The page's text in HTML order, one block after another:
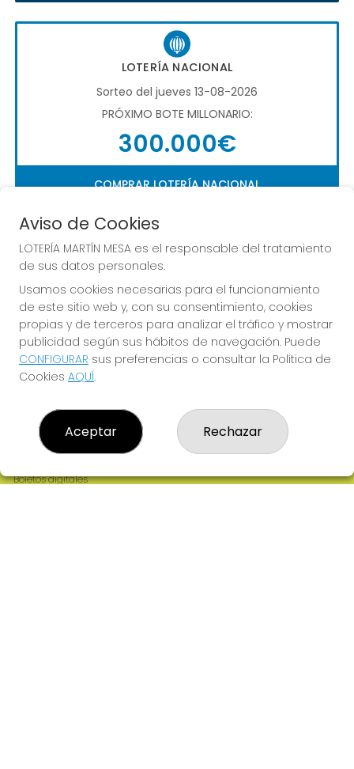
LOTERÍA NACIONAL
Sorteo del jueves 13-08-2026
PRÓXIMO BOTE MILLONARIO:
300.000€
COMPRAR LOTERÍA NACIONAL
Imagen anterior
LOTERÍA MARTÍN MESA
Resultados
Contacto
Empresas
Boletos digitales
Aviso de Cookies
LOTERÍA MARTÍN MESA es el responsable del tratamiento
de sus datos personales.
Usamos cookies necesarias para el funcionamiento
de este sitio web y, con su consentimiento, cookies
propias y de terceros para analizar el tráfico y mostrar
publicidad según sus hábitos de navegación. Puede
CONFIGURAR sus preferencias o consultar la Política de
Cookies AQUÍ.
Aceptar Rechazar